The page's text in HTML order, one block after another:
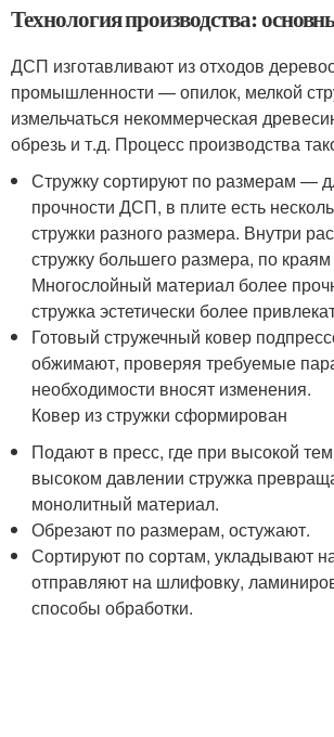
Технология производства:
ДСП изготавливают из отходов
промышленности — опилок, мелкой
измельчаться некоммерческая
обрезь и т.д. Процесс производства
Стружку сортируют по размерам —
прочности ДСП, в плите есть
стружки разного размера. Внутри
стружку большего размера, по
Многослойный материал более
стружка эстетически более
Готовый стружечный ковер
обжимают, проверяя требуемые
необходимости вносят изменения.
Ковер из стружки сформирован
Подают в пресс, где при высокой
высоком давлении стружка
монолитный материал.
Обрезают по размерам, остужают.
Сортируют по сортам, укладывают
отправляют на шлифовку,
способы обработки.